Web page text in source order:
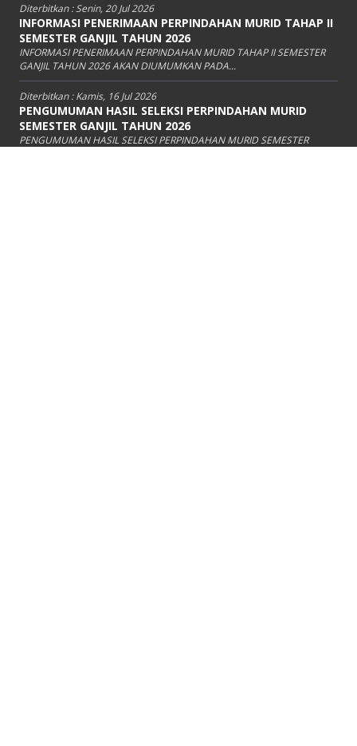
Diterbitkan :Senin, 20 Jul 2026
INFORMASI PENERIMAAN PERPINDAHAN MURID TAHAP II
SEMESTER GANJIL TAHUN 2026
INFORMASI PENERIMAAN PERPINDAHAN MURID TAHAP II SEMESTER
GANJIL TAHUN 2026 AKAN DIUMUMKAN PADA...
Diterbitkan :Kamis, 16 Jul 2026
PENGUMUMAN HASIL SELEKSI PERPINDAHAN MURID
SEMESTER GANJIL TAHUN 2026
PENGUMUMAN HASIL SELEKSI PERPINDAHAN MURID SEMESTER